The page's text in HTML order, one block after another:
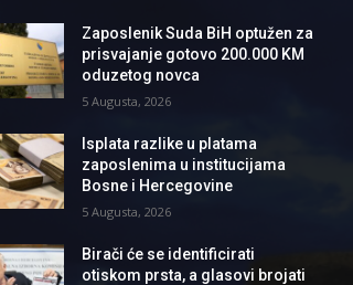
Zaposlenik Suda BiH optužen za
prisvajanje gotovo 200.000 KM
oduzetog novca
5 Augusta, 2026
Isplata razlike u platama
zaposlenima u institucijama
Bosne i Hercegovine
5 Augusta, 2026
Birači će se identificirati
otiskom prsta, a glasovi brojati